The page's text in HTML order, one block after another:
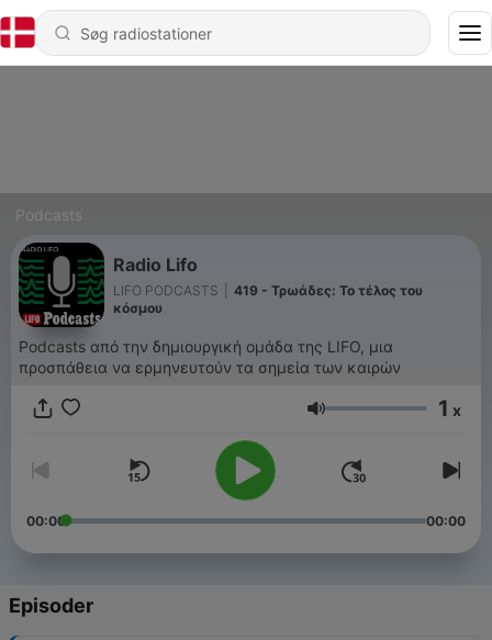
Podcasts
Radio Lifo
LIFO PODCASTS
419 - Τρωάδες: Το τέλος του
κόσμου
Podcasts από την δημιουργική ομάδα της LIFO, μια
προσπάθεια να ερμηνευτούν τα σημεία των καιρών
Lydstyrke 1 x
00:00 00:00
Episoder